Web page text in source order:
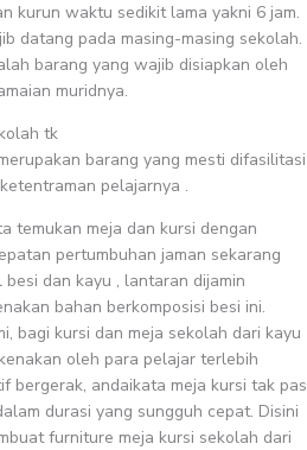
kurun waktu sedikit lama yakni 6 jam.
datang pada masing-masing sekolah.
barang yang wajib disiapkan oleh
muridnya.
tk
barang yang mesti difasilitasi
pelajarnya .
temukan meja dan kursi dengan
pertumbuhan jaman sekarang
dan kayu , lantaran dijamin
bahan berkomposisi besi ini.
bagi kursi dan meja sekolah dari kayu
oleh para pelajar terlebih
bergerak, andaikata meja kursi tak pas
durasi yang sungguh cepat. Disini
furniture meja kursi sekolah dari